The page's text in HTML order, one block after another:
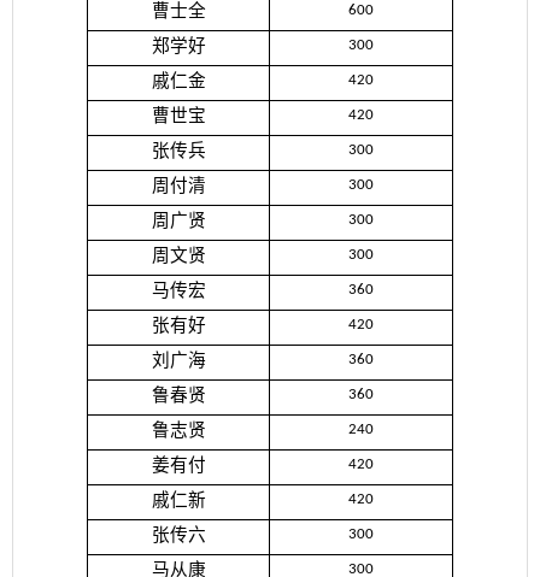
曹士全 600
郑学好 300
戚仁金 420
曹世宝 420
张传兵 300
周付清 300
周广贤 300
周文贤 300
马传宏 360
张有好 420
刘广海 360
鲁春贤 360
鲁志贤 240
姜有付 420
戚仁新 420
张传六 300
马从康 300